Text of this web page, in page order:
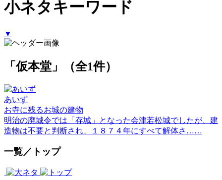
小ネタキーワード
▼
「仮本堂」（全1件）
あいず
お寺に残るお城の建物
明治の廃城令では「存城」となった会津若松城でしたが、建
造物は不要と判断され、１８７４年にすべて解体さ……
一覧／トップ